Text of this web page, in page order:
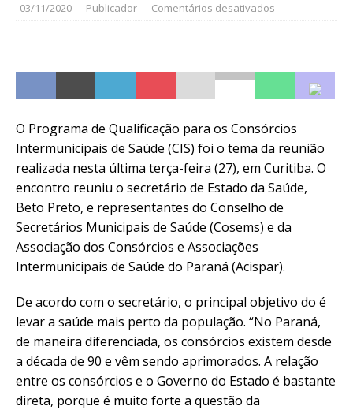
03/11/2020 Publicador Comentários desativados
O Programa de Qualificação para os Consórcios
Intermunicipais de Saúde (CIS) foi o tema da reunião
realizada nesta última terça-feira (27), em Curitiba. O
encontro reuniu o secretário de Estado da Saúde,
Beto Preto, e representantes do Conselho de
Secretários Municipais de Saúde (Cosems) e da
Associação dos Consórcios e Associações
Intermunicipais de Saúde do Paraná (Acispar).
De acordo com o secretário, o principal objetivo do é
levar a saúde mais perto da população. “No Paraná,
de maneira diferenciada, os consórcios existem desde
a década de 90 e vêm sendo aprimorados. A relação
entre os consórcios e o Governo do Estado é bastante
direta, porque é muito forte a questão da